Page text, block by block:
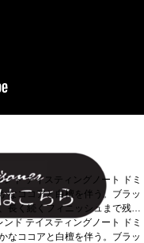
ンドテイスティングノート
ドミ
なココアと白檀を伴う。ブラッ
長く続くフィニッシュまで残
8.3%、マルベック 4.2%
ンドテイスティングノート
ドミ
なココアと白檀を伴う。ブラッ